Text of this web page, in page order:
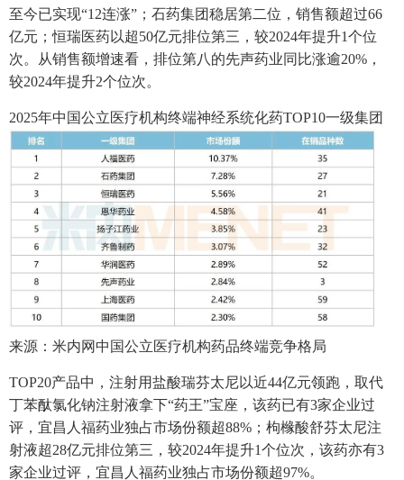
至今已实现“12连涨”；石药集团稳居第二位，销售额超过66
亿元；恒瑞医药以超50亿元排位第三，较2024年提升1个位
次。从销售额增速看，排位第八的先声药业同比涨逾20%，
较2024年提升2个位次。
2025年中国公立医疗机构终端神经系统化药TOP10一级集团
来源：米内网中国公立医疗机构药品终端竞争格局
TOP20产品中，注射用盐酸瑞芬太尼以近44亿元领跑，取代
丁苯酞氯化钠注射液拿下“药王”宝座，该药已有3家企业过
评，宜昌人福药业独占市场份额超88%；枸橼酸舒芬太尼注
射液超28亿元排位第三，较2024年提升1个位次，该药亦有3
家企业过评，宜昌人福药业独占市场份额超97%。